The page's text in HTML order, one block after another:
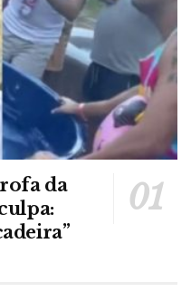
da